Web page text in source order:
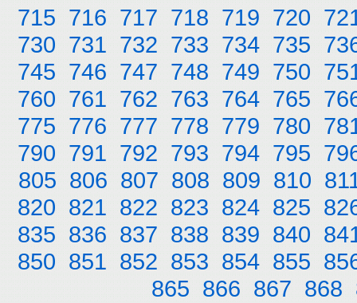
715 716 717 718 719 720
730 731 732 733 734 735
745 746 747 748 749 750
760 761 762 763 764 765
775 776 777 778 779 780
790 791 792 793 794 795
805 806 807 808 809 810
820 821 822 823 824 825
835 836 837 838 839 840
850 851 852 853 854 855
865 866 867 868